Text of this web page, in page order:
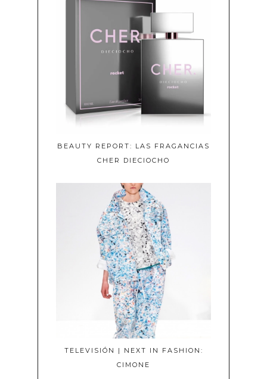
BEAUTY REPORT: LAS FRAGANCIAS
CHER DIECIOCHO
TELEVISIÓN | NEXT IN FASHION:
CIMONE